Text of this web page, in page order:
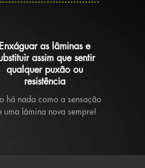
Enxáguar as lâminas e
assim que sentir
qualquer puxão ou
resistência
há nada como a sensação
uma lâmina nova sempre!